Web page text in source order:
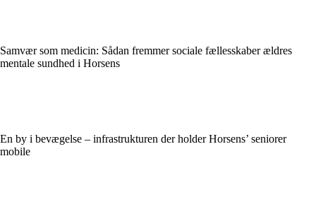
Samvær som medicin: Sådan fremmer sociale fællesskaber ældres
mentale sundhed i Horsens
En by i bevægelse – infrastrukturen der holder Horsens’ seniorer
mobile